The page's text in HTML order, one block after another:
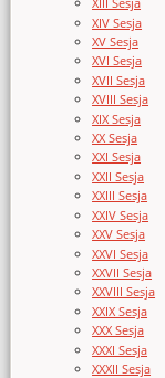
XIV Sesja
XV Sesja
XVI Sesja
XVII Sesja
XVIII Sesja
XIX Sesja
XX Sesja
XXI Sesja
XXII Sesja
XXIII Sesja
XXIV Sesja
XXV Sesja
XXVI Sesja
XXVII Sesja
XXVIII Sesja
XXIX Sesja
XXX Sesja
XXXI Sesja
XXXII Sesja